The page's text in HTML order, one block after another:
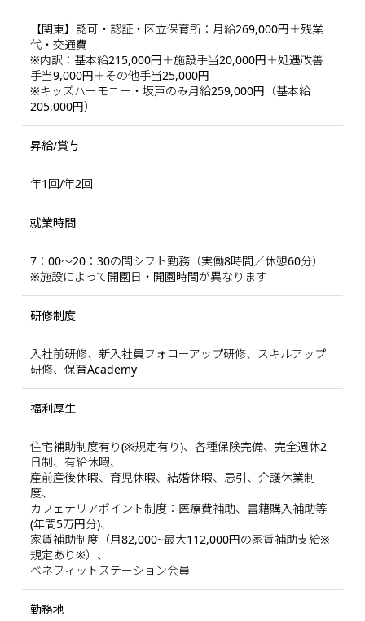
【関東】認可・認証・区立保育所：月給269,000円＋残業
代・交通費
※内訳：基本給215,000円＋施設手当20,000円＋処遇改善
手当9,000円＋その他手当25,000円
※キッズハーモニー・坂戸のみ月給259,000円（基本給
205,000円）
昇給/賞与
年1回/年2回
就業時間
7：00～20：30の間シフト勤務（実働8時間／休憩60分）
※施設によって開園日・開園時間が異なります
研修制度
入社前研修、新入社員フォローアップ研修、スキルアップ
研修、保育Academy
福利厚生
住宅補助制度有り(※規定有り)、各種保険完備、完全週休2
日制、有給休暇、
産前産後休暇、育児休暇、結婚休暇、忌引、介護休業制
度、
カフェテリアポイント制度：医療費補助、書籍購入補助等
(年間5万円分)、
家賃補助制度（月82,000~最大112,000円の家賃補助支給※
規定あり※）、
ベネフィットステーション会員
勤務地